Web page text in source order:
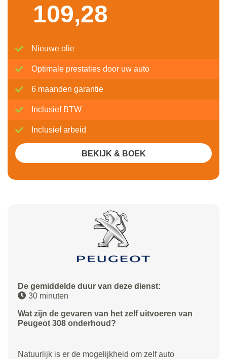
De gemiddelde duur van deze dienst:
30 minuten
Wat zijn de gevaren van het zelf uitvoeren van
Peugeot 308 onderhoud?
Natuurlijk is er de mogelijkheid om zelf auto
109,28
Nieuwe olie
Optimale prestaties door uw auto
6 maanden garantie
Inclusief BTW
Inclusief arbeid
BEKIJK & BOEK